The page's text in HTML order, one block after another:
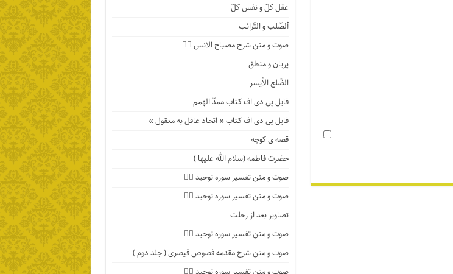
عقل کلّ و نفس کلّ
ألصّلب و التّرائب
صوت و متن شرح مصباح الانس ۹️⃣
پریان و منطق
الضّلع الأیسر
فایل پی دی اف کتاب ممدّ الهمم
فایل پی دی اف کتاب « اتحاد عاقل به معقول »
قصه ی کوچه
حضرت فاطمه (سلام الله علیها )
صوت و متن تفسیر سوره توحید ۴️⃣
صوت و متن تفسیر سوره توحید ۳️⃣
تصاویر بعد از رحلت
صوت و متن تفسیر سوره توحید ۲️⃣
صوت و متن شرح مقدمه فصوص قیصری ( جلد دوم )